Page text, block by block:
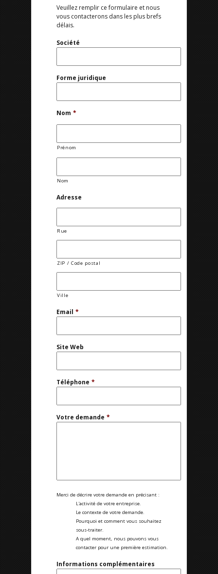
Veuillez remplir ce formulaire et nous
vous contacterons dans les plus brefs
délais.
Société
Forme juridique
Nom *
Prénom
Nom
Adresse
Rue
ZIP / Code postal
Ville
Email *
Site Web
Téléphone *
Votre demande *
Merci de décrire votre demande en précisant :
L'activité de votre entreprise.
Le contexte de votre demande.
Pourquoi et comment vous souhaitez
sous-traiter.
A quel moment, nous pouvons vous
contacter pour une première estimation.
Informations complémentaires